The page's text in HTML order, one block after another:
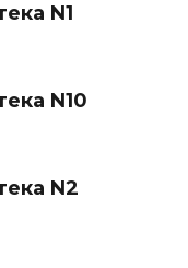
N1
N10
N2